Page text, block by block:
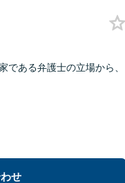
である弁護士の立場から、
せ